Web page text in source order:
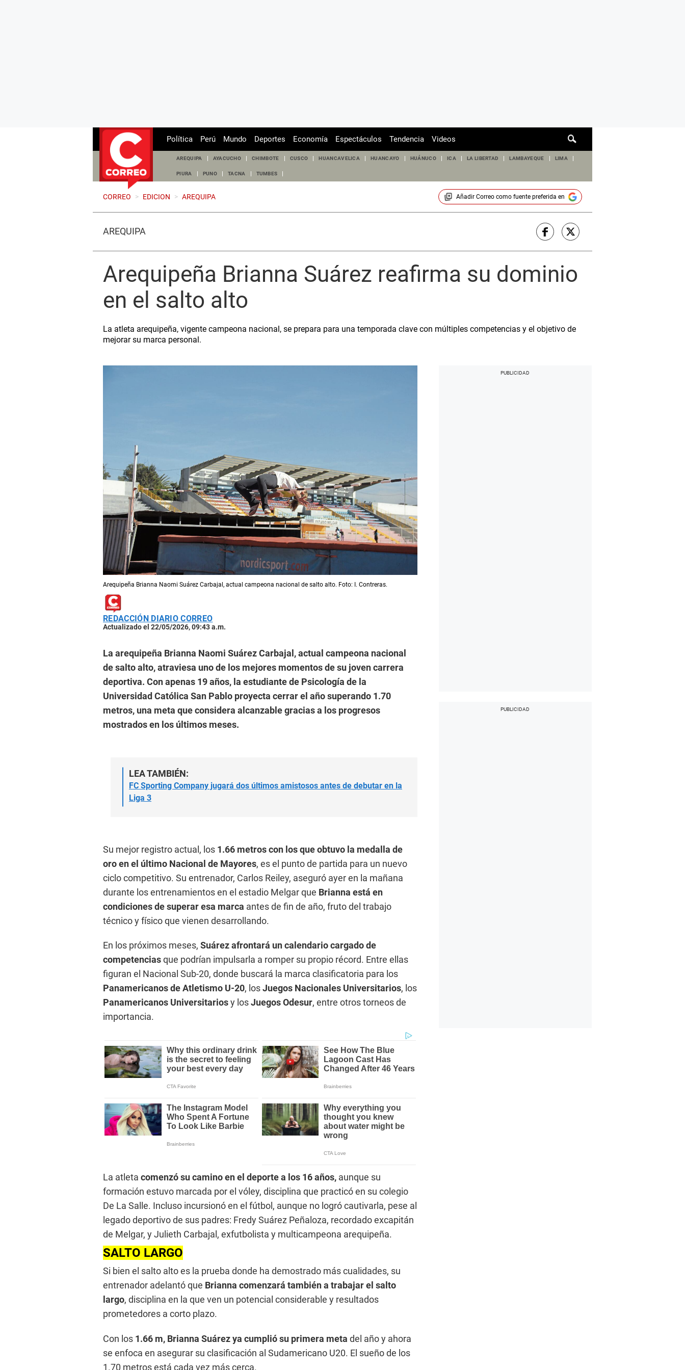
de
Política Perú Mundo Deportes Economía Espectáculos Tendencia Videos
AREQUIPA AYACUCHO CHIMBOTE CUSCO HUANCAVELICA HUANCAYO HUÁNUCO ICA LA LIBERTAD LAMBAYEQUE LIMA
PIURA PUNO TACNA TUMBES
CORREO > EDICION > AREQUIPA Añadir Correocomo fuente preferida en
AREQUIPA
Arequipeña Brianna Suárez reafirma su dominio
en el salto alto
La atleta arequipeña, vigente campeona nacional, se prepara para una temporada clave con múltiples competencias y el objetivo de
mejorar su marca personal.
Arequipeña Brianna Naomi Suárez Carbajal, actual campeona nacional de salto alto. Foto: I. Contreras.
REDACCIÓN DIARIO CORREO
Actualizado el 22/05/2026, 09:43 a.m.
La arequipeña Brianna Naomi Suárez Carbajal, actual campeona nacional
de salto alto, atraviesa uno de los mejores momentos de su joven carrera
deportiva. Con apenas 19 años, la estudiante de Psicología de la
Universidad Católica San Pablo proyecta cerrar el año superando 1.70
metros, una meta que considera alcanzable gracias a los progresos
mostrados en los últimos meses.
LEA TAMBIÉN:
FC Sporting Company jugará dos últimos amistosos antes de debutar en la
Liga 3
Su mejor registro actual, los 1.66 metros con los que obtuvo la medalla de
oro en el último Nacional de Mayores, es el punto de partida para un nuevo
ciclo competitivo. Su entrenador, Carlos Reiley, aseguró ayer en la mañana
durante los entrenamientos en el estadio Melgar que Brianna está en
condiciones de superar esa marca antes de fin de año, fruto del trabajo
técnico y físico que vienen desarrollando.
En los próximos meses, Suárez afrontará un calendario cargado de
competenciasque podrían impulsarla a romper su propio récord. Entre ellas
figuran el Nacional Sub-20, donde buscará la marca clasificatoria para los
Panamericanos de Atletismo U-20, losJuegos Nacionales Universitarios, los
Panamericanos Universitariosy losJuegos Odesur, entre otros torneos de
importancia.
La atleta comenzó su camino en el deporte a los 16 años, aunque su
formación estuvo marcada por el vóley, disciplina que practicó en su colegio
De La Salle. Incluso incursionó en el fútbol, aunque no logró cautivarla, pese al
legado deportivo de sus padres: Fredy Suárez Peñaloza, recordado excapitán
de Melgar, y Julieth Carbajal, exfutbolista y multicampeona arequipeña.
SALTO LARGO
Si bien el salto alto es la prueba donde ha demostrado más cualidades, su
entrenador adelantó que Brianna comenzará también a trabajar el salto
largo, disciplina en la que ven un potencial considerable y resultados
prometedores a corto plazo.
Con los 1.66 m, Brianna Suárez ya cumplió su primera meta del año y ahora
se enfoca en asegurar su clasificación al Sudamericano U20. El sueño de los
1.70 metros está cada vez más cerca.